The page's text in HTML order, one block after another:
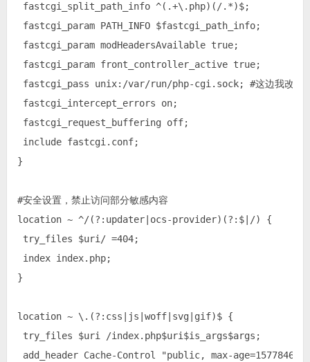
fastcgi_split_path_info ^(.+\.php)(/.*)$;
fastcgi_param PATH_INFO $fastcgi_path_info;
fastcgi_param modHeadersAvailable true;
fastcgi_param front_controller_active true;
fastcgi_pass unix:/var/run/php-cgi.sock; #这边我改过，
fastcgi_intercept_errors on;
fastcgi_request_buffering off;
include fastcgi.conf;
}
#安全设置，禁止访问部分敏感内容
location ~ ^/(?:updater|ocs-provider)(?:$|/) {
try_files $uri/ =404;
index index.php;
}
location ~ \.(?:css|js|woff|svg|gif)$ {
try_files $uri /index.php$uri$is_args$args;
add_header Cache-Control "public, max-age=15778463";